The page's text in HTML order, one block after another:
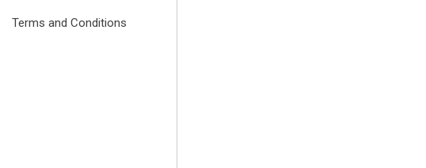
Terms and Conditions